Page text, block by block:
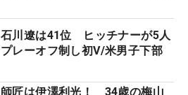
STAGE JOYX OPEN】
石川遼は41位 ヒッチナーが5人
プレーオフ制し初V/米男子下部
師匠は伊澤利光！ 34歳の梅山